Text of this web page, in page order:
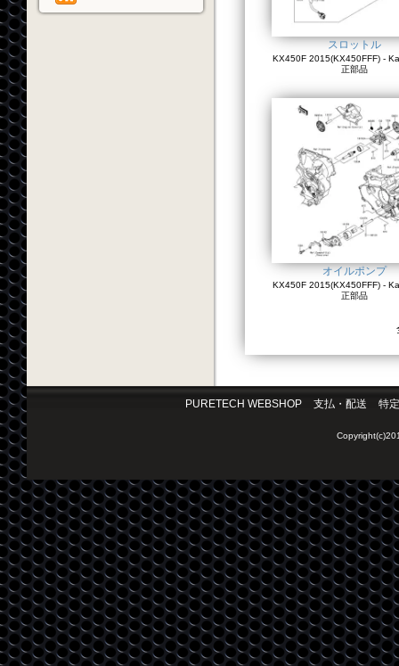
スロットル
KX450F 2015(KX450FFF) -
正部品
オイルポンプ
KX450F 2015(KX450FFF) -
正部品
PURETECH WEBSHOP 支払・配送 特